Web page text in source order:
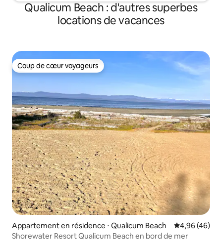
Qualicum Beach : d'autres superbes
locations de vacances
Coup de cœur voyageurs
Coup de cœur voyageurs
Appartement en résidence ⋅ Qualicum Beach Évaluation
4,96 (46)
Shorewater Resort Qualicum Beach en bord de mer